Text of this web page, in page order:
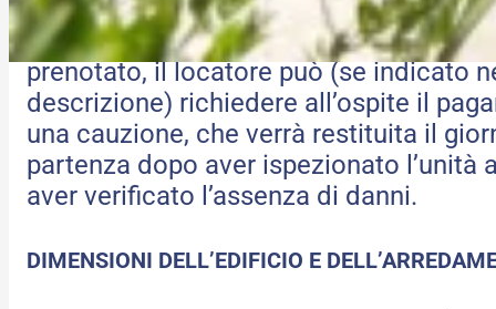
Al momento della presa in consegna
prenotato, il locatore può (se indicato
descrizione) richiedere all’ospite il
una cauzione, che verrà restituita il
partenza dopo aver ispezionato l’unità
aver verificato l’assenza di danni.
DIMENSIONI DELL’EDIFICIO E